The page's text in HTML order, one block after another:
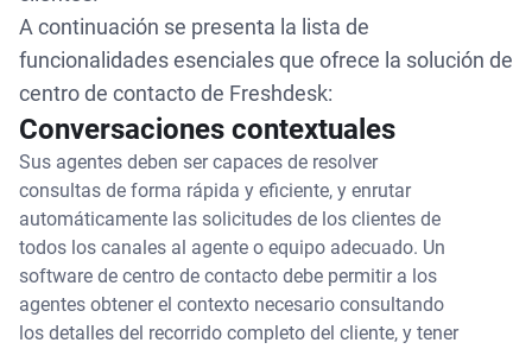
A continuación se presenta la lista de
funcionalidades esenciales que ofrece la solución de
centro de contacto de Freshdesk:
Conversaciones contextuales
Sus agentes deben ser capaces de resolver
consultas de forma rápida y eficiente, y enrutar
automáticamente las solicitudes de los clientes de
todos los canales al agente o equipo adecuado. Un
software de centro de contacto debe permitir a los
agentes obtener el contexto necesario consultando
los detalles del recorrido completo del cliente, y tener